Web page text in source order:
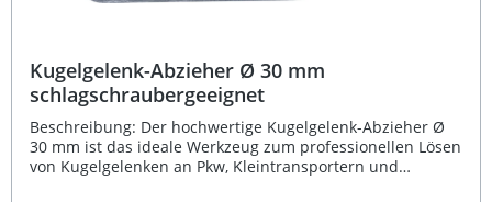
Kugelgelenk-Abzieher Ø 30 mm
schlagschraubergeeignet
Beschreibung: Der hochwertige Kugelgelenk-Abzieher Ø
30 mm ist das ideale Werkzeug zum professionellen Lösen
von Kugelgelenken an Pkw, Kleintransportern und